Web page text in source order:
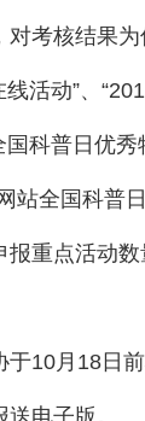
考核结果
活动”、
科普日优
站全国科普
重点活动数
10月18日
电子版。